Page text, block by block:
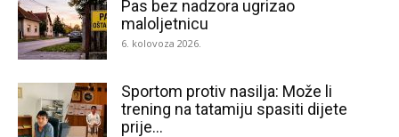
Pas bez nadzora ugrizao
maloljetnicu
6. kolovoza 2026.
Sportom protiv nasilja: Može li
trening na tatamiju spasiti dijete
prije...